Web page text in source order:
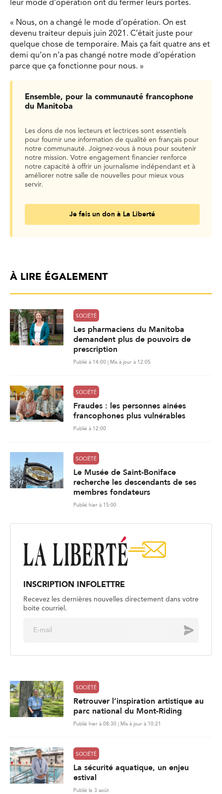
leur mode d’opération ont dû fermer leurs portes.
« Nous, on a changé le mode d’opération. On est
devenu traiteur depuis juin 2021. C’était juste pour
quelque chose de temporaire. Mais ça fait quatre ans et
demi qu’on n’a pas changé notre mode d’opération
parce que ça fonctionne pour nous. »
Ensemble, pour la communauté francophone
du Manitoba
Les dons de nos lecteurs et lectrices sont essentiels
pour fournir une information de qualité en français pour
notre communauté. Joignez-vous à nous pour soutenir
notre mission. Votre engagement financier renforce
notre capacité à offrir un journalisme indépendant et à
améliorer notre salle de nouvelles pour mieux vous
servir.
Je fais un don à La Liberté
À LIRE ÉGALEMENT
SOCIÉTÉ
Les pharmaciens du Manitoba
demandent plus de pouvoirs de
prescription
Publié à 14:00 | Mis à jour à 12:05
SOCIÉTÉ
Fraudes : les personnes ainées
francophones plus vulnérables
Publié à 12:00
SOCIÉTÉ
Le Musée de Saint-Boniface
recherche les descendants de ses
membres fondateurs
Publié hier à 15:00
INSCRIPTION INFOLETTRE
Recevez les dernières nouvelles directement dans votre
boite courriel.
Envoyer
SOCIÉTÉ
Retrouver l’inspiration artistique au
parc national du Mont-Riding
Publié hier à 08:30 | Mis à jour à 10:21
SOCIÉTÉ
La sécurité aquatique, un enjeu
estival
Publié le 3 août